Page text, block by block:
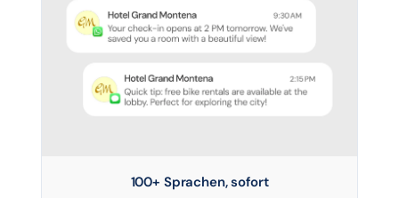
100+ Sprachen, sofort